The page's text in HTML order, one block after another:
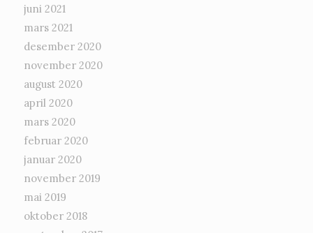
juni 2021
mars 2021
desember 2020
november 2020
august 2020
april 2020
mars 2020
februar 2020
januar 2020
november 2019
mai 2019
oktober 2018